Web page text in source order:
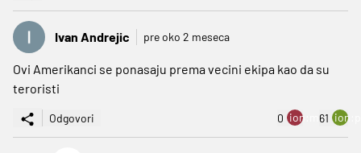
Ivan Andrejic pre oko 2 meseca
Ovi Amerikanci se ponasaju prema vecini ekipa kao da su
teroristi
Odgovori 0 ion:minus
61